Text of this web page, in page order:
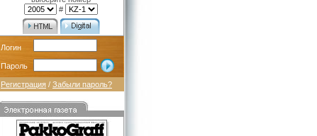
#
Логин
Пароль
Регистрация / Забыли пароль?